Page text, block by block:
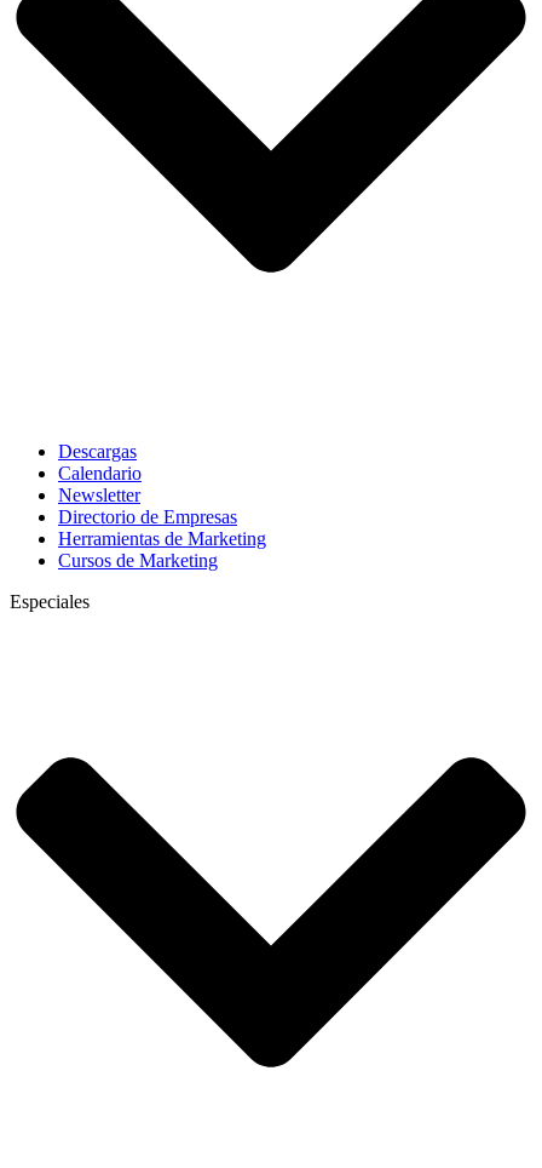
Descargas
Calendario
Newsletter
Directorio de Empresas
Herramientas de Marketing
Cursos de Marketing
Especiales